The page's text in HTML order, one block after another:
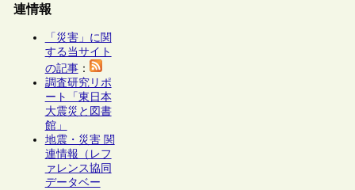
連情報
「災害」に関
する当サイト
の記事：
調査研究リポ
ート「東日本
大震災と図書
館」
地震・災害 関
連情報（レフ
ァレンス協同
データベー